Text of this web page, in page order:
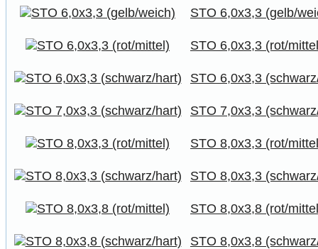
STO 6,0x3,3 (gelb/
STO 6,0x3,3 (rot/
STO 6,0x3,3
STO 7,0x3,3
STO 8,0x3,3 (rot/
STO 8,0x3,3
STO 8,0x3,8 (rot/
STO 8,0x3,8